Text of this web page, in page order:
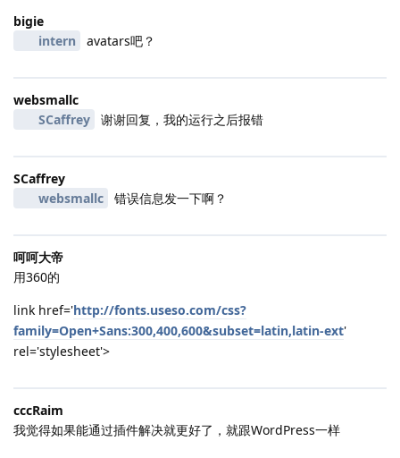
bigie
intern
avatars吧？
websmallc
SCaffrey
谢谢回复，我的运行之后报错
SCaffrey
websmallc
错误信息发一下啊？
呵呵大帝
用360的
link href='http://fonts.useso.com/css?
family=Open+Sans:300,400,600&subset=latin,latin-ext'
rel='stylesheet'>
cccRaim
我觉得如果能通过插件解决就更好了，就跟WordPress一样